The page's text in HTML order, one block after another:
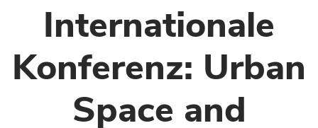
Internationale
Konferenz: Urban
Space and